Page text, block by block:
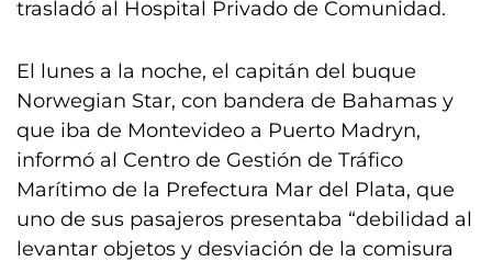
trasladó al Hospital Privado de Comunidad.
El lunes a la noche, el capitán del buque
Norwegian Star, con bandera de Bahamas y
que iba de Montevideo a Puerto Madryn,
informó al Centro de Gestión de Tráfico
Marítimo de la Prefectura Mar del Plata, que
uno de sus pasajeros presentaba “debilidad al
levantar objetos y desviación de la comisura